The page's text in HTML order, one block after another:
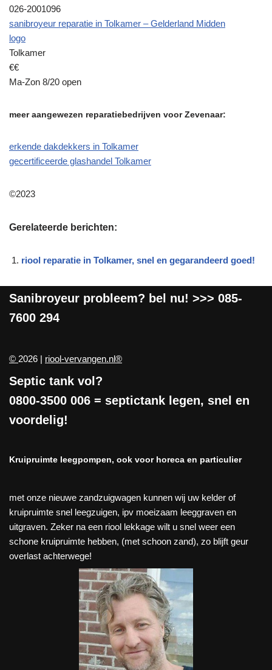
026-2001096
sanibroyeur reparatie in Tolkamer – Gelderland Midden
logo
Tolkamer
€€
Ma-Zon 8/20 open
meer aangewezen reparatiebedrijven voor Zevenaar:
erkende dakdekkers in Tolkamer
gecertificeerde glashandel Tolkamer
©2023
Gerelateerde berichten:
riool reparatie in Tolkamer, snel en gegarandeerd goed!
Sanibroyeur probleem? bel nu! >>> 085-
7600 294
© 2026 | riool-vervangen.nl®
Septic tank vol?
0800-3500 006 = septictank legen, snel en
voordelig!
Kruipruimte leegpompen, ook voor horeca en particulier
met onze nieuwe zandzuigwagen kunnen wij uw kelder of
kruipruimte snel leegzuigen, ipv moeizaam leeggraven en
uitgraven. Zeker na een riool lekkage wilt u snel weer een
schone kruipruimte hebben, (met schoon zand), zo blijft geur
overlast achterwege!